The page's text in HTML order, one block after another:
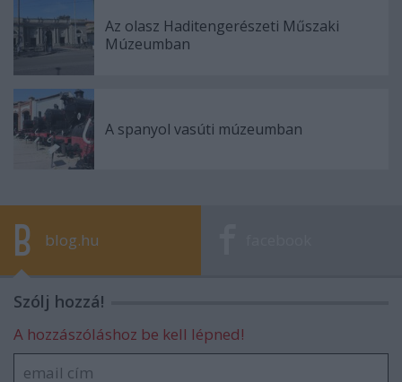
Az olasz Haditengerészeti Műszaki
Múzeumban
A spanyol vasúti múzeumban
blog.hu
Szólj hozzá!
A hozzászóláshoz be kell lépned!